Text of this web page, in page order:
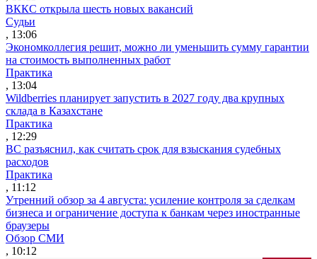
ВККС открыла шесть новых вакансий
Судьи
, 13:06
Экономколлегия решит, можно ли уменьшить сумму гарантии
на стоимость выполненных работ
Практика
, 13:04
Wildberries планирует запустить в 2027 году два крупных
склада в Казахстане
Практика
, 12:29
ВС разъяснил, как считать срок для взыскания судебных
расходов
Практика
, 11:12
Утренний обзор за 4 августа: усиление контроля за сделкам
бизнеса и ограничение доступа к банкам через иностранные
браузеры
Обзор СМИ
, 10:12